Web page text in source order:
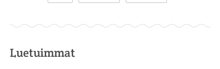
Luetuimmat